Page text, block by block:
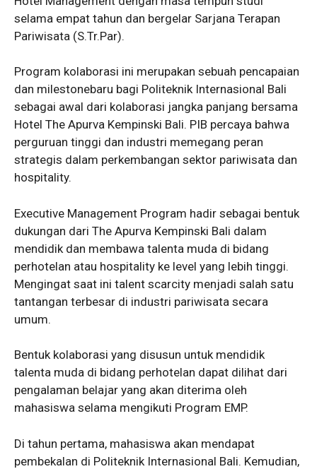
selama empat tahun dan bergelar Sarjana Terapan
Pariwisata (S.Tr.Par).
Program kolaborasi ini merupakan sebuah pencapaian
dan milestonebaru bagi Politeknik Internasional Bali
sebagai awal dari kolaborasi jangka panjang bersama
Hotel The Apurva Kempinski Bali. PIB percaya bahwa
perguruan tinggi dan industri memegang peran
strategis dalam perkembangan sektor pariwisata dan
hospitality.
Executive Management Program hadir sebagai bentuk
dukungan dari The Apurva Kempinski Bali dalam
mendidik dan membawa talenta muda di bidang
perhotelan atau hospitality ke level yang lebih tinggi.
Mengingat saat ini talent scarcity menjadi salah satu
tantangan terbesar di industri pariwisata secara
umum.
Bentuk kolaborasi yang disusun untuk mendidik
talenta muda di bidang perhotelan dapat dilihat dari
pengalaman belajar yang akan diterima oleh
mahasiswa selama mengikuti Program EMP.
Di tahun pertama, mahasiswa akan mendapat
pembekalan di Politeknik Internasional Bali. Kemudian,